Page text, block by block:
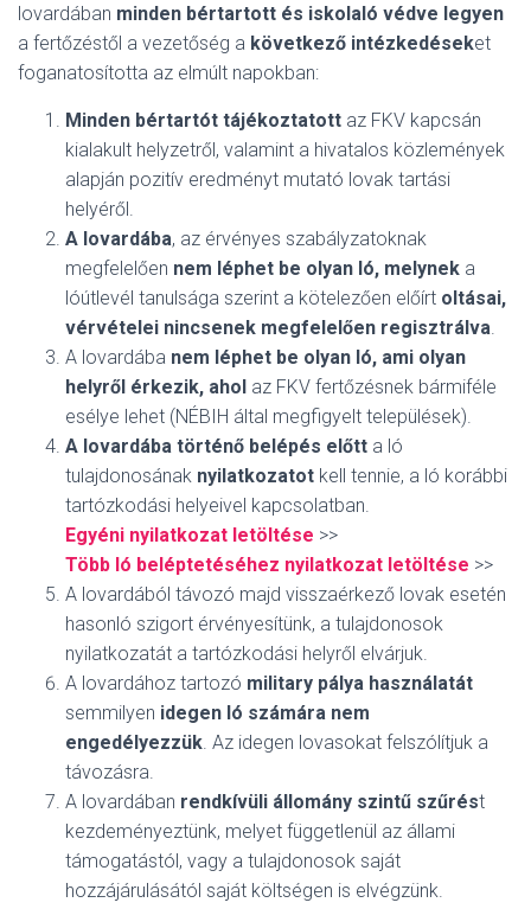
lovardában minden bértartott és iskolaló védve legyen
a fertőzéstől a vezetőség a következő intézkedéseket
foganatosította az elmúlt napokban:
Minden bértartót tájékoztatott az FKV kapcsán
kialakult helyzetről, valamint a hivatalos közlemények
alapján pozitív eredményt mutató lovak tartási
helyéről.
A lovardába, az érvényes szabályzatoknak
megfelelően nem léphet be olyan ló, melynek a
lóútlevél tanulsága szerint a kötelezően előírt oltásai,
vérvételei nincsenek megfelelően regisztrálva.
A lovardába nem léphet be olyan ló, ami olyan
helyről érkezik, ahol az FKV fertőzésnek bármiféle
esélye lehet (NÉBIH által megfigyelt települések).
A lovardába történő belépés előtt a ló
tulajdonosának nyilatkozatot kell tennie, a ló korábbi
tartózkodási helyeivel kapcsolatban.
Egyéni nyilatkozat letöltése >>
Több ló beléptetéséhez nyilatkozat letöltése >>
A lovardából távozó majd visszaérkező lovak esetén
hasonló szigort érvényesítünk, a tulajdonosok
nyilatkozatát a tartózkodási helyről elvárjuk.
A lovardához tartozó military pálya használatát
semmilyen idegen ló számára nem
engedélyezzük. Az idegen lovasokat felszólítjuk a
távozásra.
A lovardában rendkívüli állomány szintű szűrést
kezdeményeztünk, melyet függetlenül az állami
támogatástól, vagy a tulajdonosok saját
hozzájárulásától saját költségen is elvégzünk.